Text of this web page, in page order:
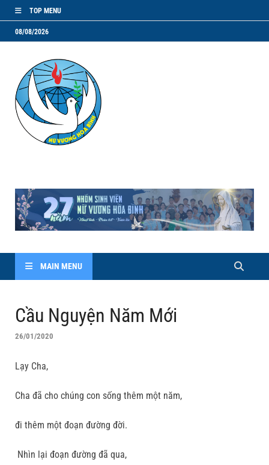
TOP MENU
08/08/2026
MAIN MENU
Cầu Nguyện Năm Mới
26/01/2020
Lạy Cha,
Cha đã cho chúng con sống thêm một năm,
đi thêm một đoạn đường đời.
Nhìn lại đoạn đường đã qua,